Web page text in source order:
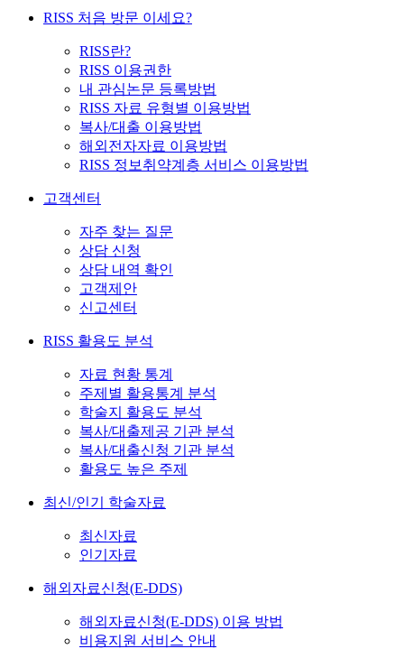
RISS 처음 방문 이세요?
RISS란?
RISS 이용권한
내 관심논문 등록방법
RISS 자료 유형별 이용방법
복사/대출 이용방법
해외전자자료 이용방법
RISS 정보취약계층 서비스 이용방법
고객센터
자주 찾는 질문
상담 신청
상담 내역 확인
고객제안
신고센터
RISS 활용도 분석
자료 현황 통계
주제별 활용통계 분석
학술지 활용도 분석
복사/대출제공 기관 분석
복사/대출신청 기관 분석
활용도 높은 주제
최신/인기 학술자료
최신자료
인기자료
해외자료신청(E-DDS)
해외자료신청(E-DDS) 이용 방법
비용지원 서비스 안내